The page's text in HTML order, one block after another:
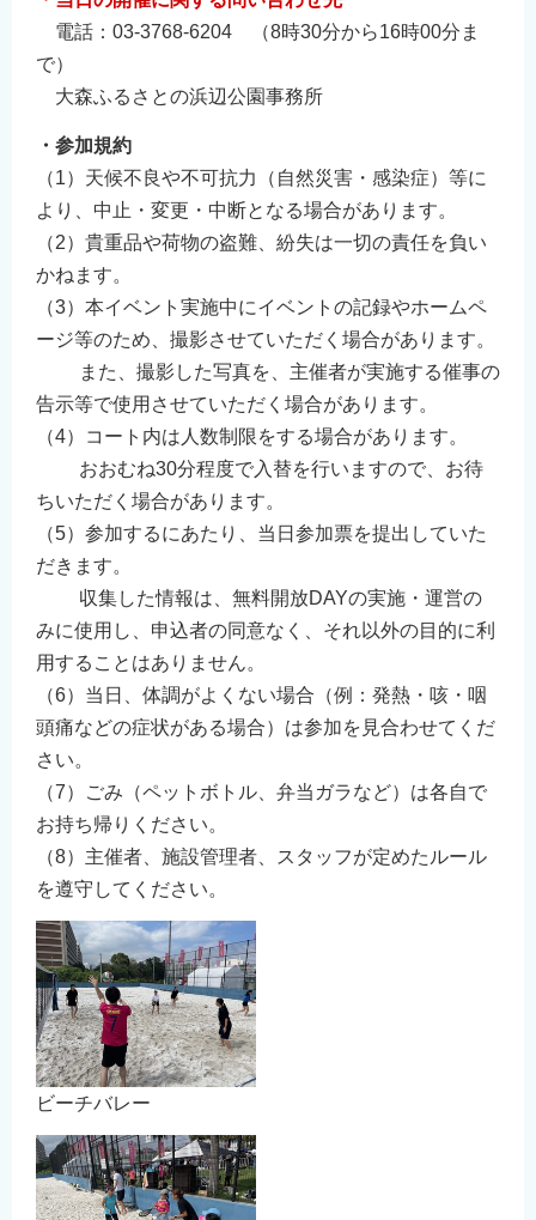
電話：03-3768-6204 （8時30分から16時00分ま
で）
大森ふるさとの浜辺公園事務所
・参加規約
（1）天候不良や不可抗力（自然災害・感染症）等に
より、中止・変更・中断となる場合があります。
（2）貴重品や荷物の盗難、紛失は一切の責任を負い
かねます。
（3）本イベント実施中にイベントの記録やホームペ
ージ等のため、撮影させていただく場合があります。
また、撮影した写真を、主催者が実施する催事の
告示等で使用させていただく場合があります。
（4）コート内は人数制限をする場合があります。
おおむね30分程度で入替を行いますので、お待
ちいただく場合があります。
（5）参加するにあたり、当日参加票を提出していた
だきます。
収集した情報は、無料開放DAYの実施・運営の
みに使用し、申込者の同意なく、それ以外の目的に利
用することはありません。
（6）当日、体調がよくない場合（例：発熱・咳・咽
頭痛などの症状がある場合）は参加を見合わせてくだ
さい。
（7）ごみ（ペットボトル、弁当ガラなど）は各自で
お持ち帰りください。
（8）主催者、施設管理者、スタッフが定めたルール
を遵守してください。
ビーチバレー